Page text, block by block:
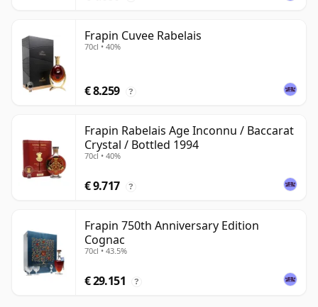
Frapin Cuvee Rabelais
70cl • 40%
€ 8.259 ?
Frapin Rabelais Age Inconnu / Baccarat
Crystal / Bottled 1994
70cl • 40%
€ 9.717 ?
Frapin 750th Anniversary Edition
Cognac
70cl • 43.5%
€ 29.151 ?